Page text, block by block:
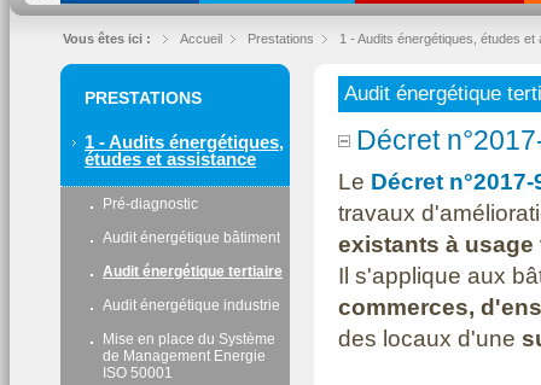
Vous êtes ici : Accueil Prestations 1 - Audits énergétiques, études et
PRESTATIONS
1 - Audits énergétiques,
études et assistance
Pré-diagnostic
Audit énergétique bâtiment
Audit énergétique tertiaire
Audit énergétique industrie
Mise en place du Système
de Management Energie
ISO 50001
Audit énergétique
Décret
Le Décret
travaux
existants à usage
Il s'applique aux
commerces,
des locaux d'une